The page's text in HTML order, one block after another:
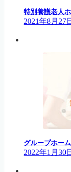
特別養護老人
2021年8月27
グループホー
2022年1月30